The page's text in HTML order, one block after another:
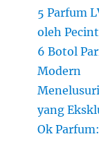
5 Parfum
oleh
6 Botol
Modern
yang
Ok